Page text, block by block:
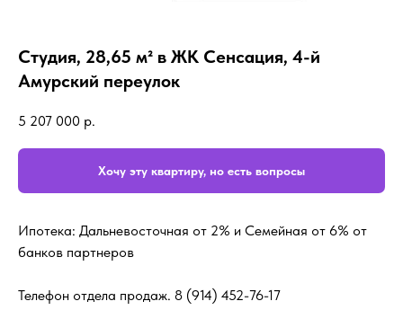
Студия, 28,65 м² в ЖК Сенсация, 4-й
Амурский переулок
5 207 000 р.
Хочу эту квартиру, но есть вопросы
Ипотека: Дальневосточная от 2% и Семейная от 6% от
банков партнеров
Телефон отдела продаж. 8 (914) 452-76-17